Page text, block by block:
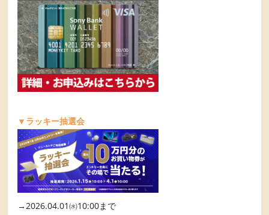
▼ラッキー抽選会
→2026.04.01㈬10:00まで